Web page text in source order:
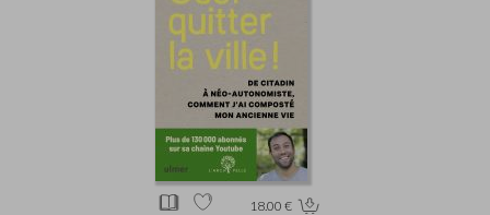
18.00 €